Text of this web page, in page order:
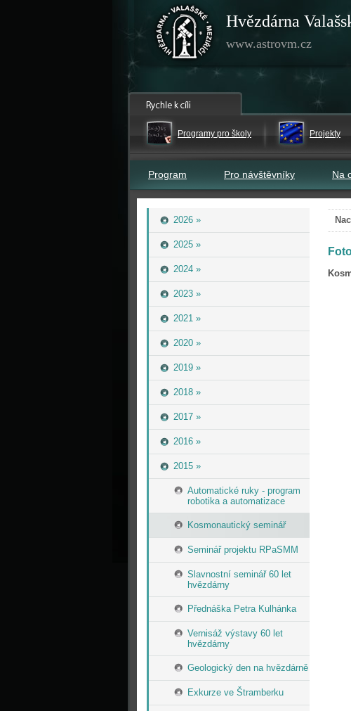
Hvězdárna
www.astrovm.cz
Programy pro školy Projekty
Program Pro návštěvníky Na
2026 »
2025 »
2024 »
2023 »
2021 »
2020 »
2019 »
2018 »
2017 »
2016 »
2015 »
Automatické ruky - program
robotika a automatizace
Kosmonautický seminář
Seminář projektu RPaSMM
Slavnostní seminář 60 let
hvězdárny
Přednáška Petra Kulhánka
Vernisáž výstavy 60 let
hvězdárny
Geologický den na hvězdárně
Exkurze ve Štramberku